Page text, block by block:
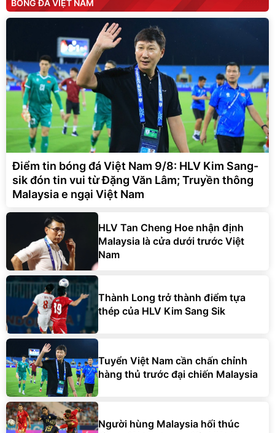
BÓNG ĐÁ VIỆT NAM
Điểm tin bóng đá Việt Nam 9/8: HLV Kim Sang-
sik đón tin vui từ Đặng Văn Lâm; Truyền thông
Malaysia e ngại Việt Nam
HLV Tan Cheng Hoe nhận định
Malaysia là cửa dưới trước Việt
Nam
Thành Long trở thành điểm tựa
thép của HLV Kim Sang Sik
Tuyển Việt Nam cần chấn chỉnh
hàng thủ trước đại chiến Malaysia
Người hùng Malaysia hối thúc